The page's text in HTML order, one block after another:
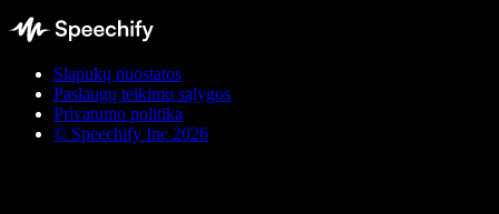
Slapukų nuostatos
Paslaugų teikimo sąlygos
Privatumo politika
© Speechify Inc 2026